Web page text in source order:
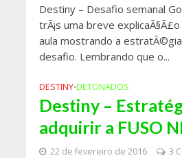
Destiny – Desafio semanal
trÃ¡s uma breve
aula mostrando a
desafio. Lembrando que o...
DESTINY•DETONADOS
Destiny –
adquirir a FUSO
22 de fevereiro de 2016 3